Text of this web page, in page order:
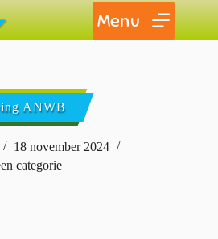
Menu
ANWB
18 november 2024
categorie